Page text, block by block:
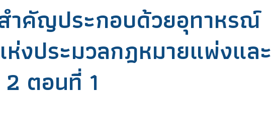
ำคัญประกอบด้วยอุทาหรณ์
งประมวลกฎหมายแพ่งและ
ตอนที่ 1